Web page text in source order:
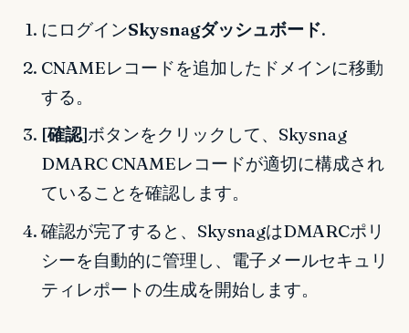
にログインSkysnagダッシュボード.
CNAMEレコードを追加したドメインに移動
する。
[確認]ボタンをクリックして、Skysnag
DMARC CNAMEレコードが適切に構成され
ていることを確認します。
確認が完了すると、SkysnagはDMARCポリ
シーを自動的に管理し、電子メールセキュリ
ティレポートの生成を開始します。